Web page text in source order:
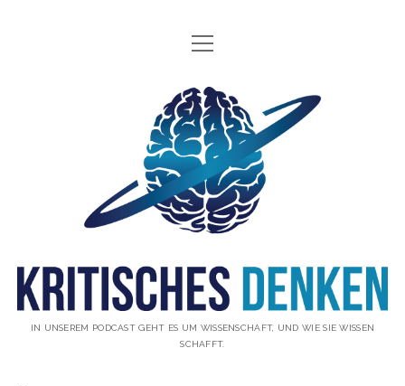
INFO
ÜBER UNS
WAS IST KRITISCHES DENKEN?
GÄSTE
THEMEN
UNTERSTÜTZUNG
Menü
öffnen
Kritisches
Podcast
IN UNSEREM PODCAST GEHT ES UM WISSENSCHAFT, UND WIE SIE WISSEN
SCHAFFT.